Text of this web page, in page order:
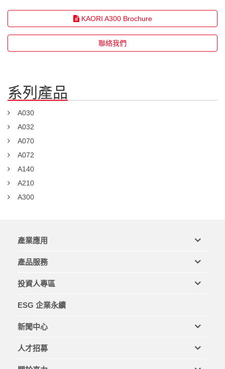
KAORI A300 Brochure
聯絡我們
系列產品
A030
A032
A070
A072
A140
A210
A300
產業應用
產品服務
投資人專區
ESG 企業永續
新聞中心
人才招募